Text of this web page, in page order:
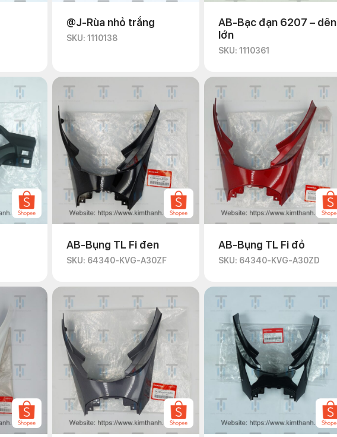
@J-Rùa nhỏ trắng
SKU: 1110138
AB-Bạc đạn 6207 – dên
lớn
SKU: 1110361
AB-Bụng TL Fi đen
SKU: 64340-KVG-A30ZF
AB-Bụng TL Fi đỏ
SKU: 64340-KVG-A30ZD